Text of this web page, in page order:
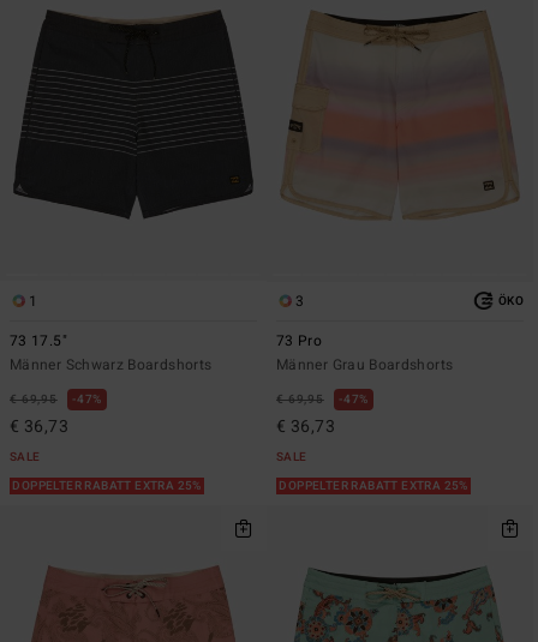
1
73 17.5"
Männer Schwarz Boardshorts
€ 69,95 47%
€ 36,73
SALE
DOPPELTER RABATT EXTRA 25%
3 ÖKO
73 Pro
Männer Grau Boardshorts
€ 69,95 47%
€ 36,73
SALE
DOPPELTER RABATT EXTRA 25%